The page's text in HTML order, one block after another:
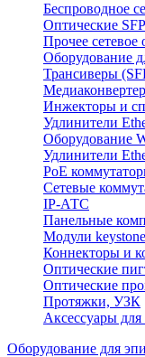
Беспроводное
Оптические
Прочее сетевое
Оборудование
Трансиверы
Инжекторы и
Удлинители
Оборудование
Удлинители
PoE
Сетевые
IP-АТС
Панельные
Модули
Коннекторы и
Оптические
Оптические
Протяжки, УЗК
Аксессуары для
Оборудование для